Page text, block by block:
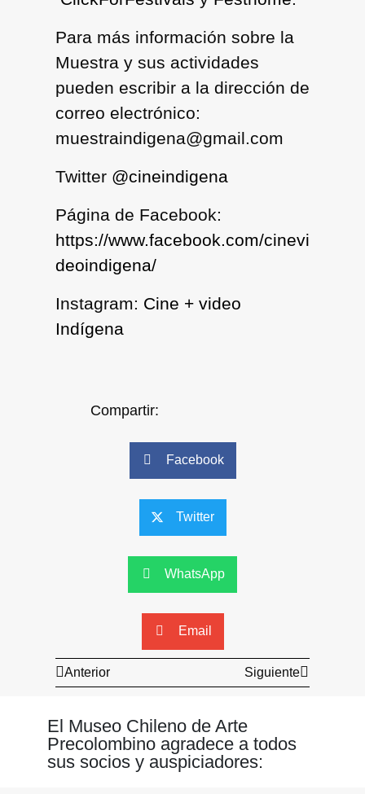
Para más información sobre la
Muestra y sus actividades
pueden escribir a la dirección de
correo electrónico:
muestraindigena@gmail.com
Twitter @cineindigena
Página de Facebook:
https://www.facebook.com/cinevi
deoindigena/
Instagram: Cine + video
Indígena
Compartir:
Facebook
Twitter
WhatsApp
Email
Anterior Siguiente
El Museo Chileno de Arte
Precolombino agradece a todos
sus socios y auspiciadores: